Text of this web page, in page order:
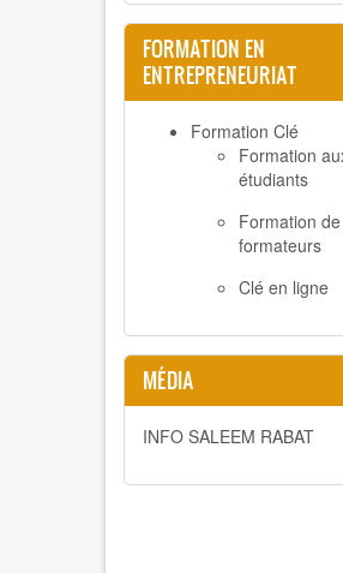
FORMATION EN
ENTREPRENEURIAT
Formation Clé
Formation
étudiants
Formation de
formateurs
Clé en ligne
MÉDIA
INFO SALEEM RABAT